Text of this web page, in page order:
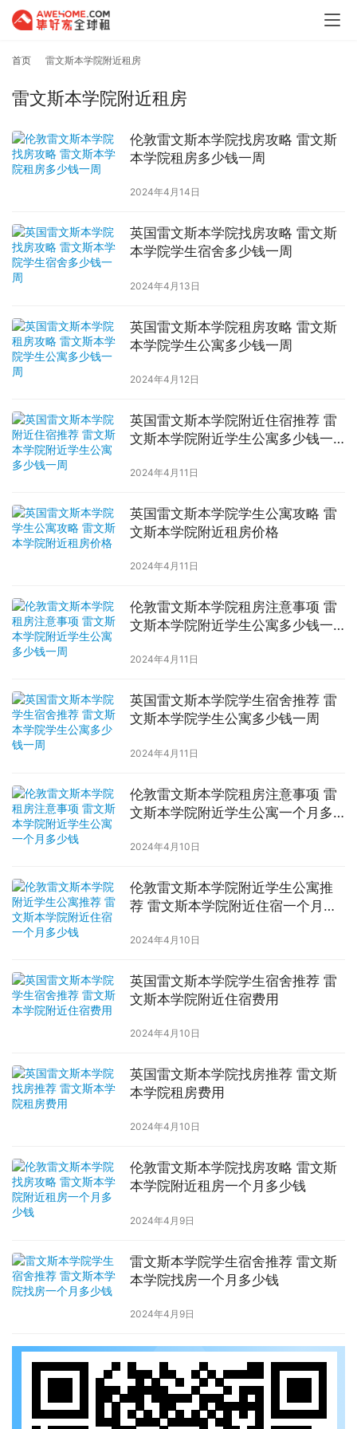
首页 雷文斯本学院附近租房
雷文斯本学院附近租房
伦敦雷文斯本学院找房攻略 雷文斯
本学院租房多少钱一周
2024年4月14日
英国雷文斯本学院找房攻略 雷文斯
本学院学生宿舍多少钱一周
2024年4月13日
英国雷文斯本学院租房攻略 雷文斯
本学院学生公寓多少钱一周
2024年4月12日
英国雷文斯本学院附近住宿推荐 雷
文斯本学院附近学生公寓多少钱一
2024年4月11日
英国雷文斯本学院学生公寓攻略 雷
文斯本学院附近租房价格
2024年4月11日
伦敦雷文斯本学院租房注意事项 雷
文斯本学院附近学生公寓多少钱一
2024年4月11日
英国雷文斯本学院学生宿舍推荐 雷
文斯本学院学生公寓多少钱一周
2024年4月11日
伦敦雷文斯本学院租房注意事项 雷
文斯本学院附近学生公寓一个月多
2024年4月10日
伦敦雷文斯本学院附近学生公寓推
荐 雷文斯本学院附近住宿一个月多
2024年4月10日
英国雷文斯本学院学生宿舍推荐 雷
文斯本学院附近住宿费用
2024年4月10日
英国雷文斯本学院找房推荐 雷文斯
本学院租房费用
2024年4月10日
伦敦雷文斯本学院找房攻略 雷文斯
本学院附近租房一个月多少钱
2024年4月9日
雷文斯本学院学生宿舍推荐 雷文斯
本学院找房一个月多少钱
2024年4月9日